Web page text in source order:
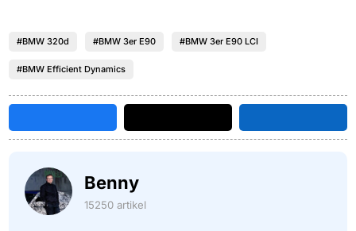
#BMW 320d #BMW 3er E90 #BMW 3er E90 LCI
#BMW Efficient Dynamics
Benny
15250 artikel